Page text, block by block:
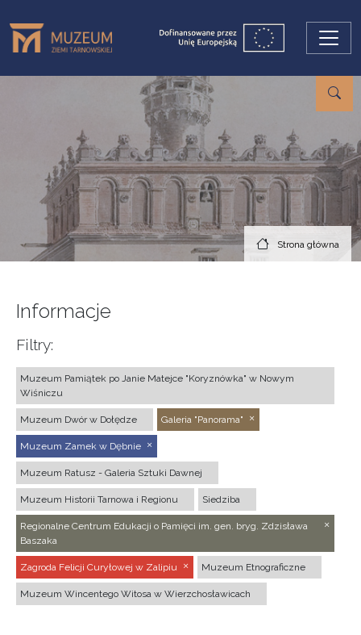
Strona główna
Informacje
Filtry:
Muzeum Pamiątek po Janie Matejce "Koryznówka" w Nowym
Wiśniczu
Muzeum Dwór w Dołędze Galeria "Panorama"
Muzeum Zamek w Dębnie
Muzeum Ratusz - Galeria Sztuki Dawnej
Muzeum Historii Tarnowa i Regionu Siedziba
Regionalne Centrum Edukacji o Pamięci im. gen. bryg. Zdzisława
Baszaka
Zagroda Felicji Curyłowej w Zalipiu Muzeum Etnograficzne
Muzeum Wincentego Witosa w Wierzchosławicach